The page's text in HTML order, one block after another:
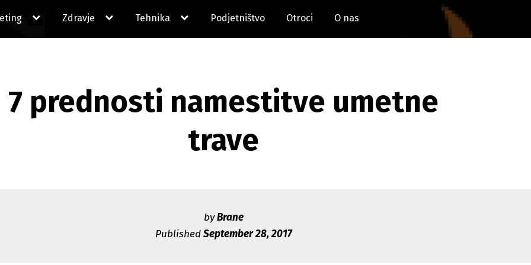
child
Zdravje
child
Tehnika
child
Podjetništvo Otroci O nas
7 prednosti namestitve umetne
trave
byBrane
PublishedSeptember 28, 2017